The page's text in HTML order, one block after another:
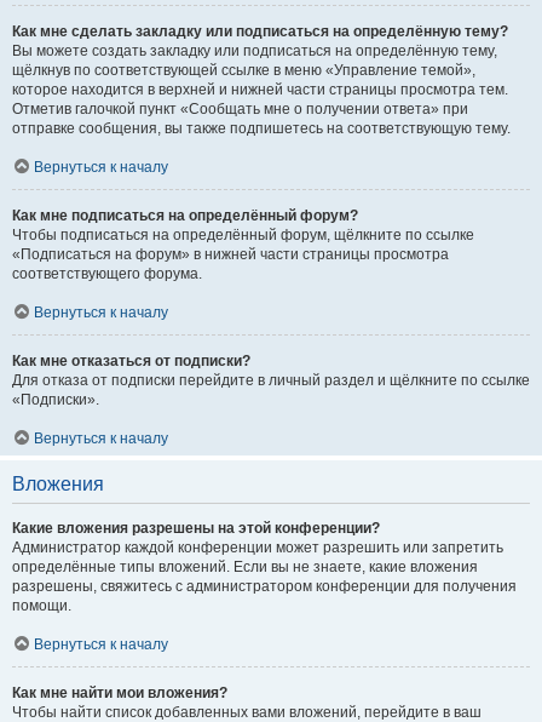
Как мне сделать закладку или подписаться на определённую тему?
Вы можете создать закладку или подписаться на определённую тему,
щёлкнув по соответствующей ссылке в меню «Управление темой»,
которое находится в верхней и нижней части страницы просмотра тем.
Отметив галочкой пункт «Сообщать мне о получении ответа» при
отправке сообщения, вы также подпишетесь на соответствующую тему.
Вернуться к началу
Как мне подписаться на определённый форум?
Чтобы подписаться на определённый форум, щёлкните по ссылке
«Подписаться на форум» в нижней части страницы просмотра
соответствующего форума.
Вернуться к началу
Как мне отказаться от подписки?
Для отказа от подписки перейдите в личный раздел и щёлкните по ссылке
«Подписки».
Вернуться к началу
Вложения
Какие вложения разрешены на этой конференции?
Администратор каждой конференции может разрешить или запретить
определённые типы вложений. Если вы не знаете, какие вложения
разрешены, свяжитесь с администратором конференции для получения
помощи.
Вернуться к началу
Как мне найти мои вложения?
Чтобы найти список добавленных вами вложений, перейдите в ваш